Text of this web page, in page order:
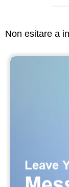
Non esitare a